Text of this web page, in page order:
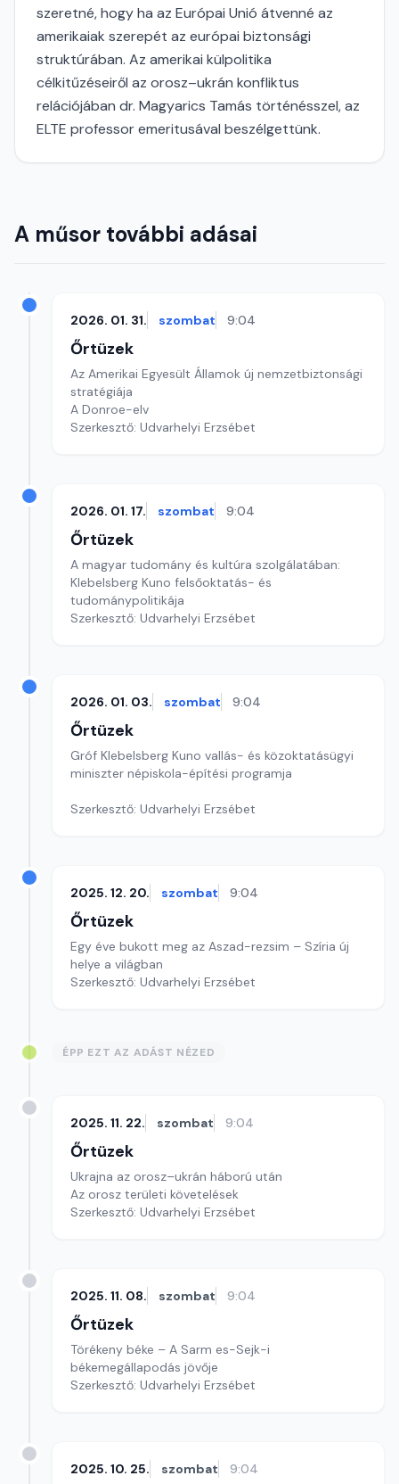
szeretné, hogy ha az Európai Unió átvenné az
amerikaiak szerepét az európai biztonsági
struktúrában. Az amerikai külpolitika
célkitűzéseiről az orosz–ukrán konfliktus
relációjában dr. Magyarics Tamás történésszel, az
ELTE professor emeritusával beszélgettünk.
A műsor további adásai
2026. 01. 31. szombat 9:04
Őrtüzek
Az Amerikai Egyesült Államok új nemzetbiztonsági
stratégiája
A Donroe-elv
Szerkesztő: Udvarhelyi Erzsébet
2026. 01. 17. szombat 9:04
Őrtüzek
A magyar tudomány és kultúra szolgálatában:
Klebelsberg Kuno felsőoktatás- és
tudománypolitikája
Szerkesztő: Udvarhelyi Erzsébet
2026. 01. 03. szombat 9:04
Őrtüzek
Gróf Klebelsberg Kuno vallás- és közoktatásügyi
miniszter népiskola-építési programja
Szerkesztő: Udvarhelyi Erzsébet
2025. 12. 20. szombat 9:04
Őrtüzek
Egy éve bukott meg az Aszad-rezsim – Szíria új
helye a világban
Szerkesztő: Udvarhelyi Erzsébet
ÉPP EZT AZ ADÁST NÉZED
2025. 11. 22. szombat 9:04
Őrtüzek
Ukrajna az orosz–ukrán háború után
Az orosz területi követelések
Szerkesztő: Udvarhelyi Erzsébet
2025. 11. 08. szombat 9:04
Őrtüzek
Törékeny béke – A Sarm es-Sejk-i
békemegállapodás jövője
Szerkesztő: Udvarhelyi Erzsébet
2025. 10. 25. szombat 9:04